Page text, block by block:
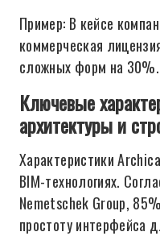
Пример: В кейсе
коммерческая
сложных форм на 30%.
Ключевые
архитектуры и
Характеристики
BIM-технологиях.
Nemetschek Group,
простоту интерфейса